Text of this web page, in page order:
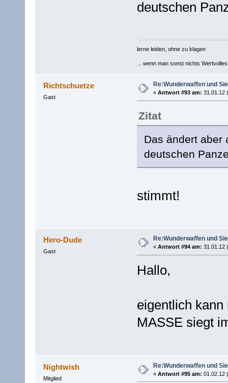
deutschen
lerne leiden, ohne zu klagen
... wenn man sonst nichts
Richtschuetze
Gast
Re:Wunderwaffen und
« Antwort #93 am: 31.01.12
Zitat
Das ändert aber
deutschen
stimmt!
Hero-Dude
Gast
Re:Wunderwaffen und
« Antwort #94 am: 31.01.12
Hallo,
eigentlich
MASSE siegt
Nightwish
Mitglied
Re:Wunderwaffen und
« Antwort #95 am: 01.02.12